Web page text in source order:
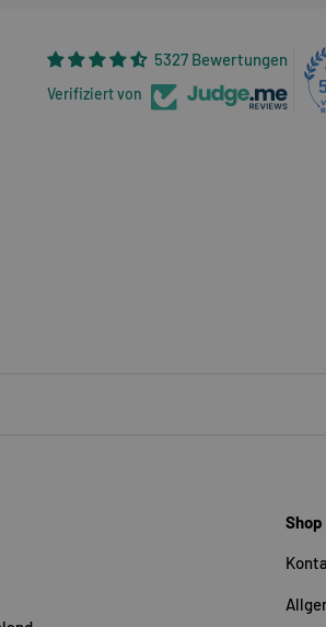
5327 Bewertungen
Verifiziert von